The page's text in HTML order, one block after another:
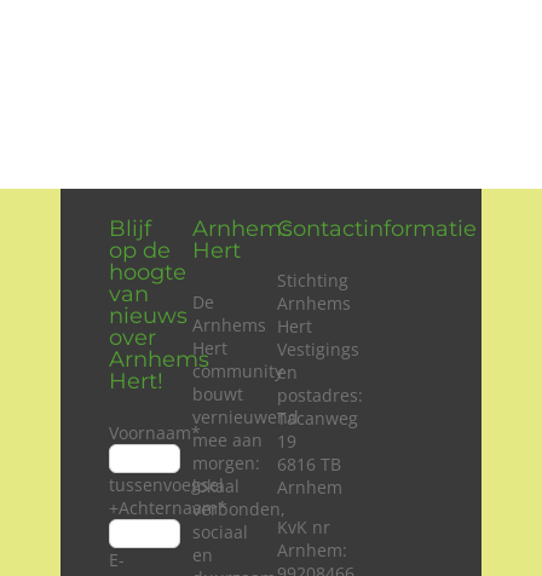
Blijf
op de
hoogte
van
nieuws
over
Arnhems
Hert!
Voornaam*
tussenvoegsel
+Achternaam*
E-
Arnhems
Hert
De
Arnhems
Hert
community
bouwt
vernieuwend
mee aan
morgen:
lokaal
verbonden,
sociaal
en
Contactinformatie
Stichting
Arnhems
Hert
Vestigings
en
postadres:
Tacanweg
19
6816 TB
Arnhem
KvK nr
Arnhem: